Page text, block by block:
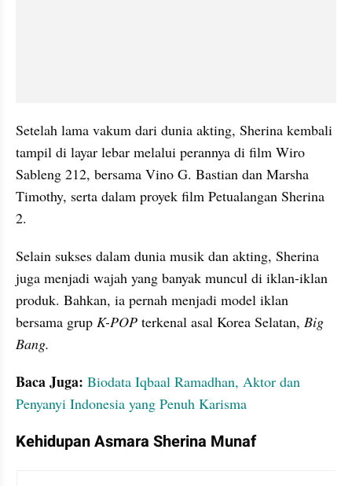
Setelah lama vakum dari dunia akting, Sherina kembali
tampil di layar lebar melalui perannya di film Wiro
Sableng 212, bersama Vino G. Bastian dan Marsha
Timothy, serta dalam proyek film Petualangan Sherina
2.
Selain sukses dalam dunia musik dan akting, Sherina
juga menjadi wajah yang banyak muncul di iklan-iklan
produk. Bahkan, ia pernah menjadi model iklan
bersama grup K-POP terkenal asal Korea Selatan, Big
Bang.
Baca Juga: Biodata Iqbaal Ramadhan, Aktor dan
Penyanyi Indonesia yang Penuh Karisma
Kehidupan Asmara Sherina Munaf